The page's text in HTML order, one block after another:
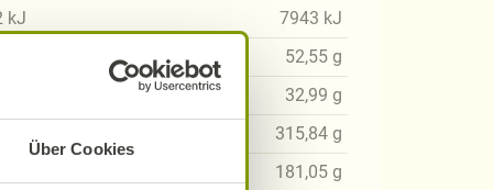
Über Cookies
kJ
7943 kJ
52,55 g
32,99 g
315,84 g
181,05 g